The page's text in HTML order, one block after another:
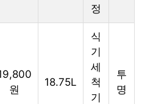
정
원
18.75L
식
기
세
척
기
투
명